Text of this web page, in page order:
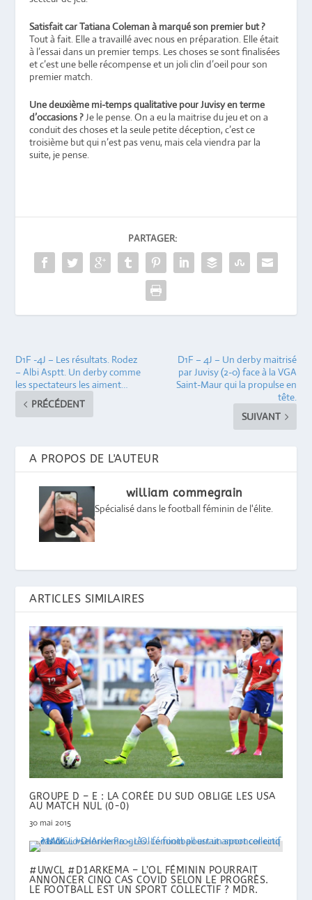
Satisfait car Tatiana Coleman à marqué son premier but ?
Tout à fait. Elle a travaillé avec nous en préparation. Elle était
à l’essai dans un premier temps. Les choses se sont finalisées
et c’est une belle récompense et un joli clin d’oeil pour son
premier match.
Une deuxième mi-temps qualitative pour Juvisy en terme
d’occasions ?Je le pense. On a eu la maitrise du jeu et on a
conduit des choses et la seule petite déception, c’est ce
troisième but qui n’est pas venu, mais cela viendra par la
suite, je pense.
PARTAGER:
D1F -4J – Les résultats. Rodez
– Albi Asptt. Un derby comme
les spectateurs les aiment…
PRÉCÉDENT
D1F – 4J – Un derby maitrisé
par Juvisy (2-0) face à la VGA
Saint-Maur qui la propulse en
tête.
SUIVANT
A PROPOS DE L'AUTEUR
william commegrain
Spécialisé dans le football féminin de l'élite.
ARTICLES SIMILAIRES
GROUPE D – E : LA CORÉE DU SUD OBLIGE LES USA
AU MATCH NUL (0-0)
30 mai 2015
#UWCL #D1ARKEMA – L’OL FÉMININ POURRAIT
ANNONCER CINQ CAS COVID SELON LE PROGRÈS.
LE FOOTBALL EST UN SPORT COLLECTIF ? MDR.